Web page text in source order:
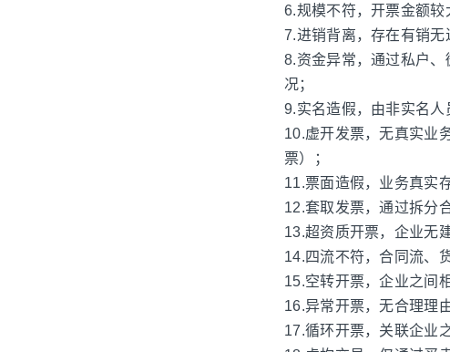
6.规模不符，开票金额较
7.进销背离，存在有销无
8.资金异常，通过私户
况；
9.实名造假，由非实名人
10.虚开发票，无真实业
票）；
11.票面造假，业务真实
12.套取发票，通过拆分
13.超资质开票，企业无
14.四流不符，合同流、
15.空转开票，企业之间
16.异常开票，无合理理
17.循环开票，关联企业